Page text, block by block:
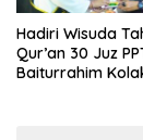
Hadiri Wisuda
Qur’an 30 Juz
Baiturrahim